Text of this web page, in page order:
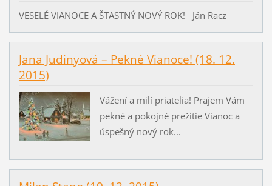
VESELÉ VIANOCE A ŠTASTNÝ NOVÝ ROK! Ján Racz
Jana Judinyová – Pekné Vianoce! (18. 12.
2015)
Vážení a milí priatelia! Prajem Vám
pekné a pokojné prežitie Vianoc a
úspešný nový rok...